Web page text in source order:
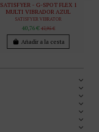
SATISFYER - G-SPOT FLEX 1
MULTI VIBRADOR AZUL
SATISFYER VIBRATOR
40,76 €47,95 €
Añadir a la cesta